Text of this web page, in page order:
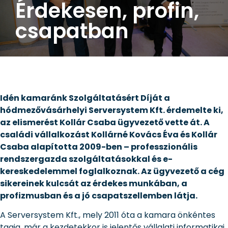
Érdekesen, profin,
csapatban
Idén kamaránk Szolgáltatásért Díját a
hódmezővásárhelyi Serversystem Kft. érdemelte ki,
az elismerést Kollár Csaba ügyvezető vette át. A
családi vállalkozást Kollárné Kovács Éva és Kollár
Csaba alapította 2009-ben – professzionális
rendszergazda szolgáltatásokkal és e-
kereskedelemmel foglalkoznak. Az ügyvezető a cég
sikereinek kulcsát az érdekes munkában, a
profizmusban és a jó csapatszellemben látja.
A Serversystem Kft., mely 2011 óta a kamara önkéntes